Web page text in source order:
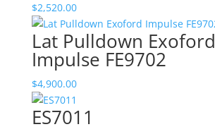
$2,520.00
Lat Pulldown Exoford
Impulse FE9702
$4,900.00
ES7011